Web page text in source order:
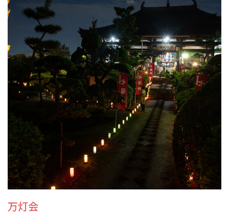
堺おもてなしチケット
お役立ち情報紹介
堺観光タクシー
交通・アクセス
堺観光コンベンション協会について
協会について
協会からのお知らせ
旅行業約款及びご旅行条件書について
万灯会